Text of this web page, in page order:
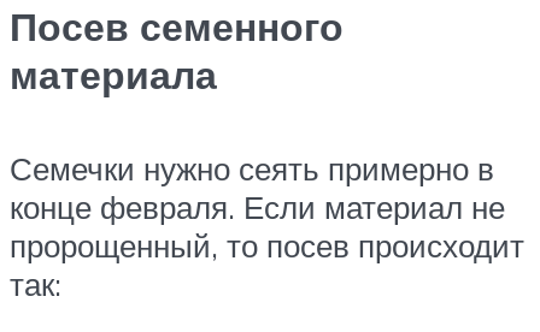
Посев семенного
материала
Семечки нужно сеять примерно в
конце февраля. Если материал не
пророщенный, то посев происходит
так: